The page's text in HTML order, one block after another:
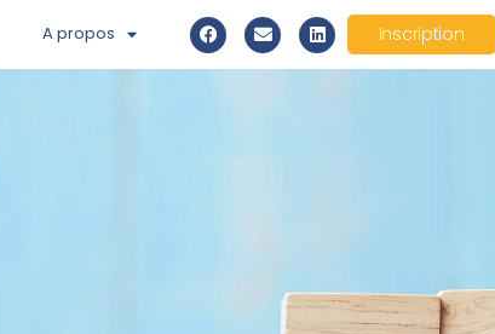
A propos Inscription